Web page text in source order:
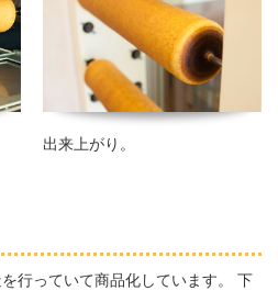
出来上がり。
行っていて商品化しています。 下